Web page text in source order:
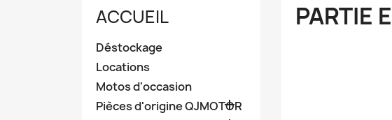
ACCUEIL
Déstockage
Locations
Motos d'occasion
Pièces d'origine QJMOTOR

PARTIE